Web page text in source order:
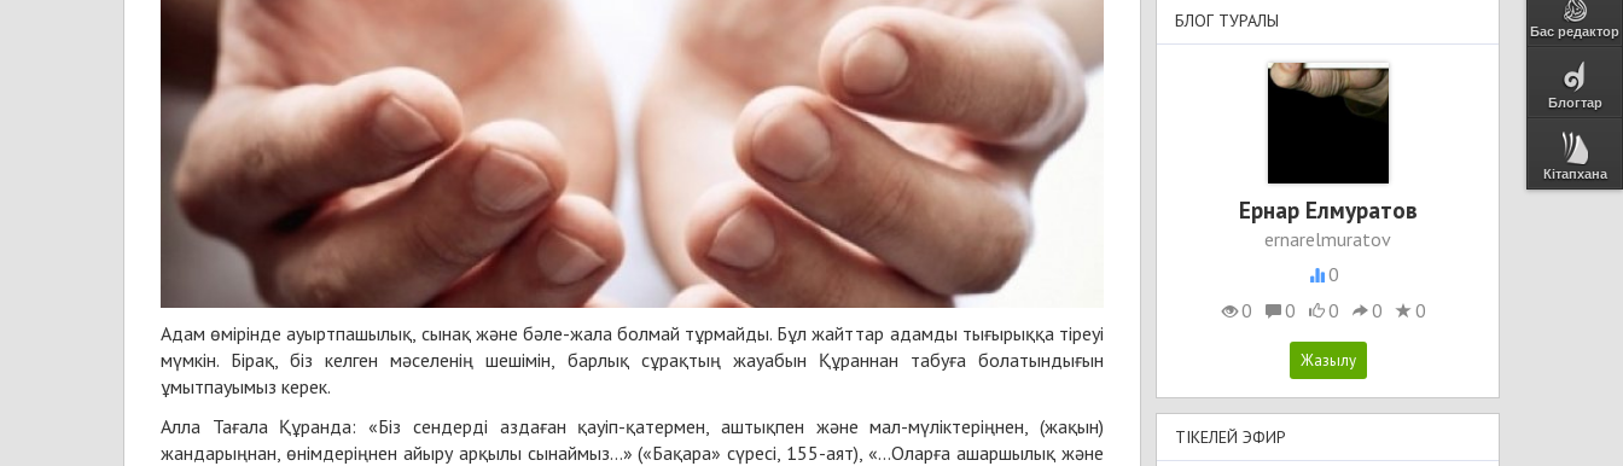
Бас редактор
Блогтар
Кітапхана
Адам өмірінде ауыртпашылық, сынақ және бәле-жала болмай тұрмайды. Бұл жайттар адамды тығырыққа тіреуі
мүмкін. Бірақ, біз келген мәселенің шешімін, барлық сұрақтың жауабын Құраннан табуға болатындығын
ұмытпауымыз керек.
Алла Тағала Құранда: «Біз сендерді аздаған қауіп-қатермен, аштықпен және мал-мүліктеріңнен, (жақын)
жандарыңнан, өнімдеріңнен айыру арқылы сынаймыз…» («Бақара» сүресі, 155-аят), «…Оларға ашаршылық және
БЛОГ ТУРАЛЫ
Ернар Елмуратов
ernarelmuratov
0
0
0 0 0 0
ТІКЕЛЕЙ ЭФИР